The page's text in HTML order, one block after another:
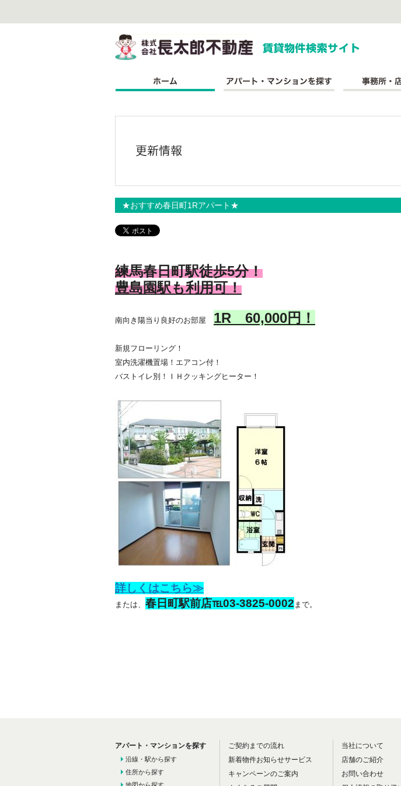
★おすすめ春日町1Rアパート★
練馬春日町駅徒歩5分！
豊島園駅も利用可！
南向き陽当り良好のお部屋 1R 60,000円！
新規フローリング！
室内洗濯機置場！エアコン付！
バストイレ別！ＩＨクッキングヒーター！
詳しくはこちら≫
または、 春日町駅前店℡03-3825-0002 まで。
アパート・マンションを探す
沿線・駅から探す
住所から探す
ご契約までの流れ
新着物件お知らせサービス
キャンペーンのご案内
当社について
店舗のご紹介
お問い合わせ